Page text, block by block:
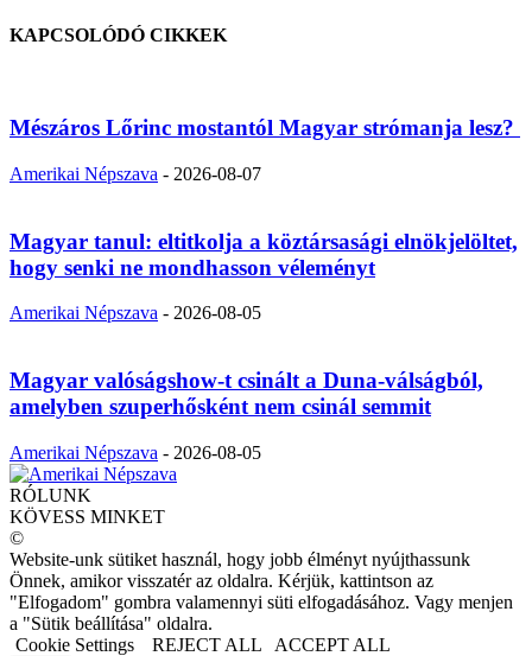
KAPCSOLÓDÓ CIKKEK
Mészáros Lőrinc mostantól Magyar strómanja lesz?
Amerikai Népszava - 2026-08-07
Magyar tanul: eltitkolja a köztársasági elnökjelöltet,
hogy senki ne mondhasson véleményt
Amerikai Népszava - 2026-08-05
Magyar valóságshow-t csinált a Duna-válságból,
amelyben szuperhősként nem csinál semmit
Amerikai Népszava - 2026-08-05
RÓLUNK
KÖVESS MINKET
©
Website-unk sütiket használ, hogy jobb élményt nyújthassunk
Önnek, amikor visszatér az oldalra. Kérjük, kattintson az
"Elfogadom" gombra valamennyi süti elfogadásához. Vagy menjen
a "Sütik beállítása" oldalra.
Cookie Settings
REJECT ALL ACCEPT ALL